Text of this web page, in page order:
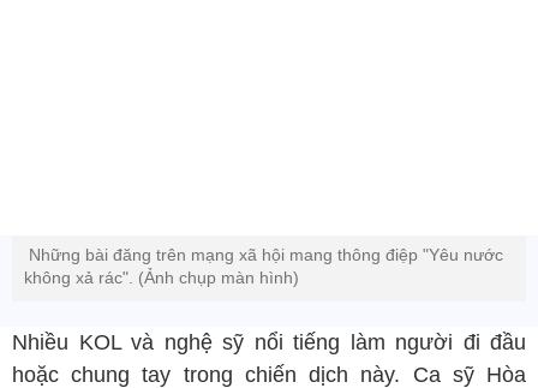
Những bài đăng trên mạng xã hội mang thông điệp "Yêu nước
không xả rác". (Ảnh chụp màn hình)
Nhiều KOL và nghệ sỹ nổi tiếng làm người đi đầu
hoặc chung tay trong chiến dịch này. Ca sỹ Hòa